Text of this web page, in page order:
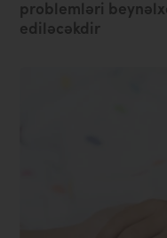
problemləri
ediləcəkdir